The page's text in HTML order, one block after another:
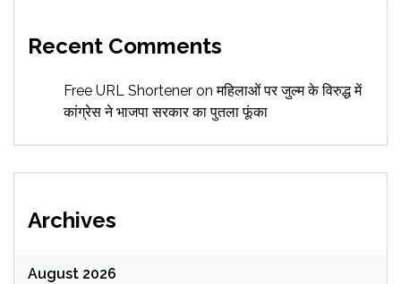
Recent Comments
Free URL Shortener onमहिलाओं पर जुल्म के विरुद्ध में
कांग्रेस ने भाजपा सरकार का पुतला फूंका
Archives
August 2026